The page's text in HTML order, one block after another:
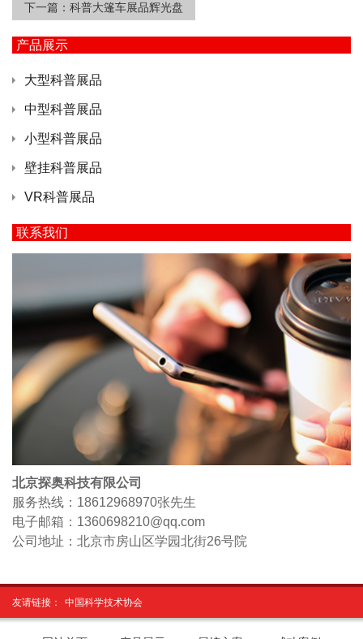
产品展示
大型科普展品
中型科普展品
小型科普展品
壁挂科普展品
VR科普展品
联系我们
北京探奥科技有限公司
服务热线：18612968970张先生
电子邮箱：1360698210@qq.com
公司地址：北京市房山区学园北街26号院
下一篇： 科普大篷车展品辉光盘
友请链接： 中国科学技术协会